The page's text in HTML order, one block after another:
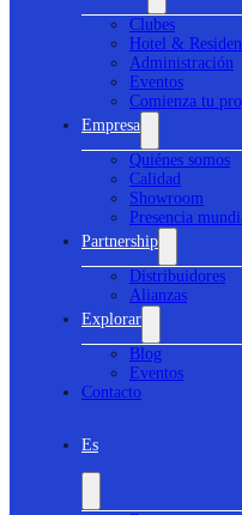
Clubes
Hotel &
Administración
Eventos
Comienza tu
Empresa
Quiénes somos
Calidad
Showroom
Presencia
Partnership
Distribuidores
Alianzas
Explorar
Blog
Eventos
Contacto
Es